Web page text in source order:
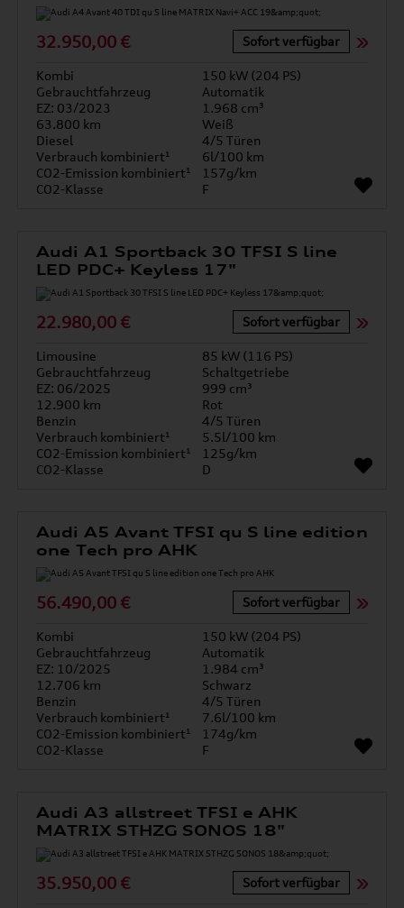
32.950,00 € Sofort verfügbar
Kombi
150 kW (204 PS)
Gebrauchtfahrzeug
Automatik
EZ: 03/2023
1.968 cm³
63.800 km
Weiß
Diesel
4/5 Türen
Verbrauch kombiniert¹
6l/100 km
CO2-Emission kombiniert¹
157g/km
CO2-Klasse
F
Audi A1 Sportback 30 TFSI S line
LED PDC+ Keyless 17"
22.980,00 € Sofort verfügbar
Limousine
85 kW (116 PS)
Gebrauchtfahrzeug
Schaltgetriebe
EZ: 06/2025
999 cm³
12.900 km
Rot
Benzin
4/5 Türen
Verbrauch kombiniert¹
5.5l/100 km
CO2-Emission kombiniert¹
125g/km
CO2-Klasse
D
Audi A5 Avant TFSI qu S line edition
one Tech pro AHK
56.490,00 € Sofort verfügbar
Kombi
150 kW (204 PS)
Gebrauchtfahrzeug
Automatik
EZ: 10/2025
1.984 cm³
12.706 km
Schwarz
Benzin
4/5 Türen
Verbrauch kombiniert¹
7.6l/100 km
CO2-Emission kombiniert¹
174g/km
CO2-Klasse
F
Audi A3 allstreet TFSI e AHK
MATRIX STHZG SONOS 18"
35.950,00 € Sofort verfügbar